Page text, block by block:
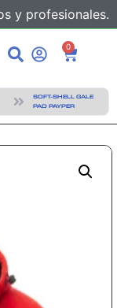
y profesionales.
0
SOFT-SHELL GALE
PAD PAYPER